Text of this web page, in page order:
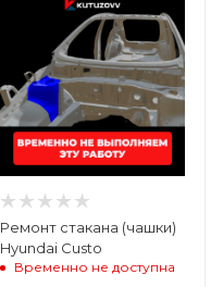
Ремонт стакана (чашки)
Hyundai Custo
Временно не доступна